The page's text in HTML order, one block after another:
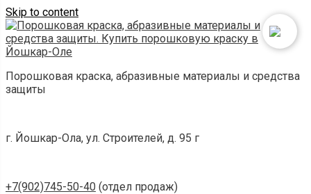
Skip to content
Порошковая краска, абразивные материалы и средства
защиты
г. Йошкар-Ола, ул. Строителей, д. 95 г
+7(902)745-50-40 (отдел продаж)